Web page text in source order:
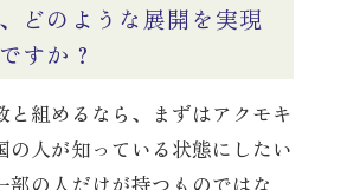
どのような展開を実現
すか？
と組めるなら、まずはアクモキ
の人が知っている状態にしたい
部の人だけが持つものではな